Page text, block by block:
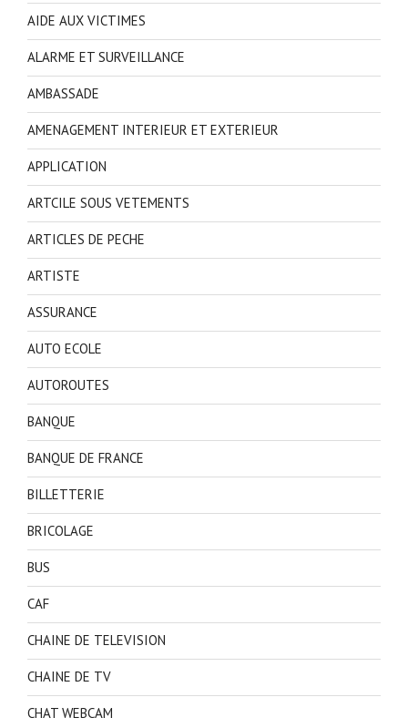
AIDE AUX VICTIMES
ALARME ET SURVEILLANCE
AMBASSADE
AMENAGEMENT INTERIEUR ET EXTERIEUR
APPLICATION
ARTCILE SOUS VETEMENTS
ARTICLES DE PECHE
ARTISTE
ASSURANCE
AUTO ECOLE
AUTOROUTES
BANQUE
BANQUE DE FRANCE
BILLETTERIE
BRICOLAGE
BUS
CAF
CHAINE DE TELEVISION
CHAINE DE TV
CHAT WEBCAM